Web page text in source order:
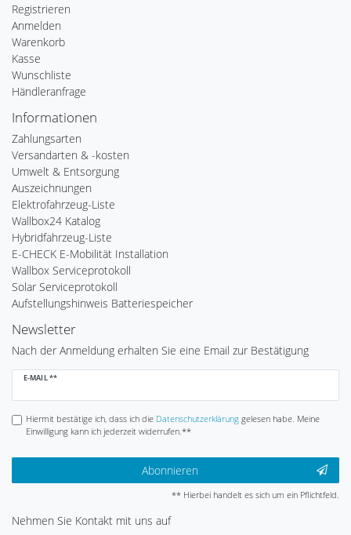
Registrieren
Anmelden
Warenkorb
Kasse
Wunschliste
Händleranfrage
Informationen
Zahlungsarten
Versandarten & -kosten
Umwelt & Entsorgung
Auszeichnungen
Elektrofahrzeug-Liste
Wallbox24 Katalog
Hybridfahrzeug-Liste
E-CHECK E-Mobilität Installation
Wallbox Serviceprotokoll
Solar Serviceprotokoll
Aufstellungshinweis Batteriespeicher
Newsletter
Nach der Anmeldung erhalten Sie eine Email zur Bestätigung
E-MAIL **
Newsletter
Hiermit bestätige ich, dass ich die Daten­schutz­erklärunggelesen habe. Meine
Einwilligung kann ich jederzeit widerrufen.**
Abonnieren
** Hierbei handelt es sich um ein Pflichtfeld.
Nehmen Sie Kontakt mit uns auf